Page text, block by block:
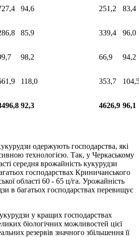
94,6 251,2 83,4
85,9 339,4 96,0
98,2 66,9 94,2
118,0 353,7
92,3 4626,9 96,1
одержують господарства, які
технологією. Так, у Черкаському
середня врожайність кукурудзи
господарствах Криничанського
області 60 - 65 ц/га. Урожайність
в бага­тьох господарствах перевищує
у кращих господарствах
біологічних можливостей цієї
резервів значного збільшення її